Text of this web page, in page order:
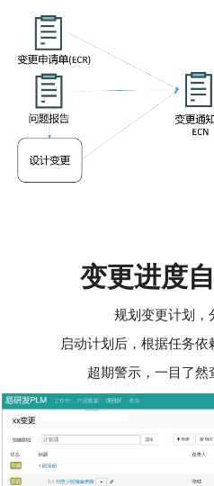
变更进度
规划变更计划，
启动计划后，根据任务
超期警示，一目了